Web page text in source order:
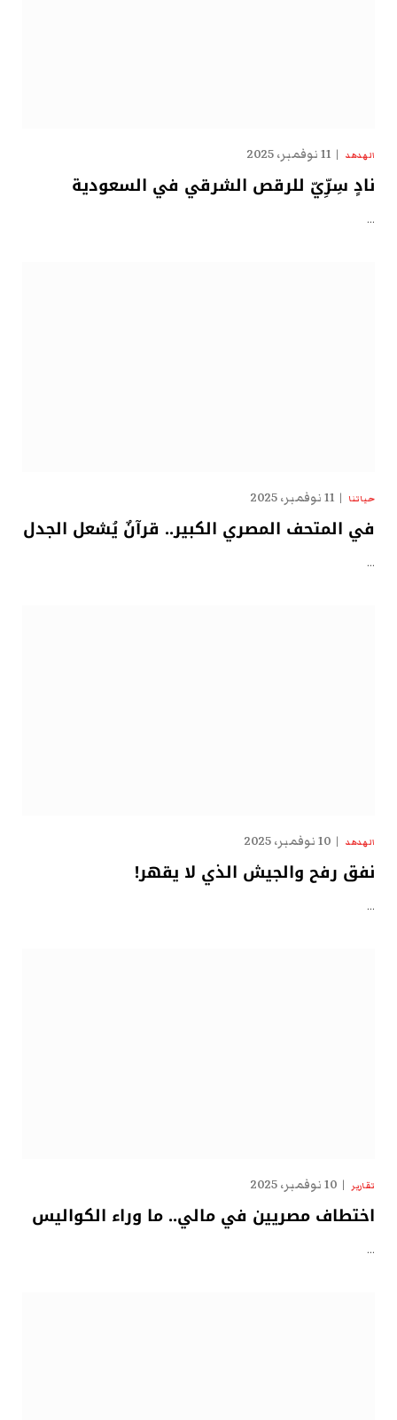
الهدهد 11 نوفمبر، 2025
نادٍ سِرِّيّ للرقص الشرقي في السعودية
…
حياتنا 11 نوفمبر، 2025
في المتحف المصري الكبير.. قرآنٌ يُشعل الجدل
…
الهدهد 10 نوفمبر، 2025
نفق رفح والجيش الذي لا يقهر!
…
تقارير 10 نوفمبر، 2025
اختطاف مصريين في مالي.. ما وراء الكواليس
…